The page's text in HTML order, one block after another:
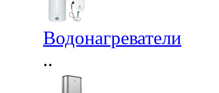
Водонагреватели
..